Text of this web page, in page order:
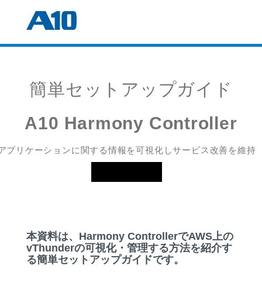
簡単セットアップガイド
A10 Harmony Controller
プリケーションに関する情報を可視化しサービス改善を維持
本資料は、Harmony ControllerでAWS上の
vThunderの可視化・管理する方法を紹介す
る簡単セットアップガイドです。